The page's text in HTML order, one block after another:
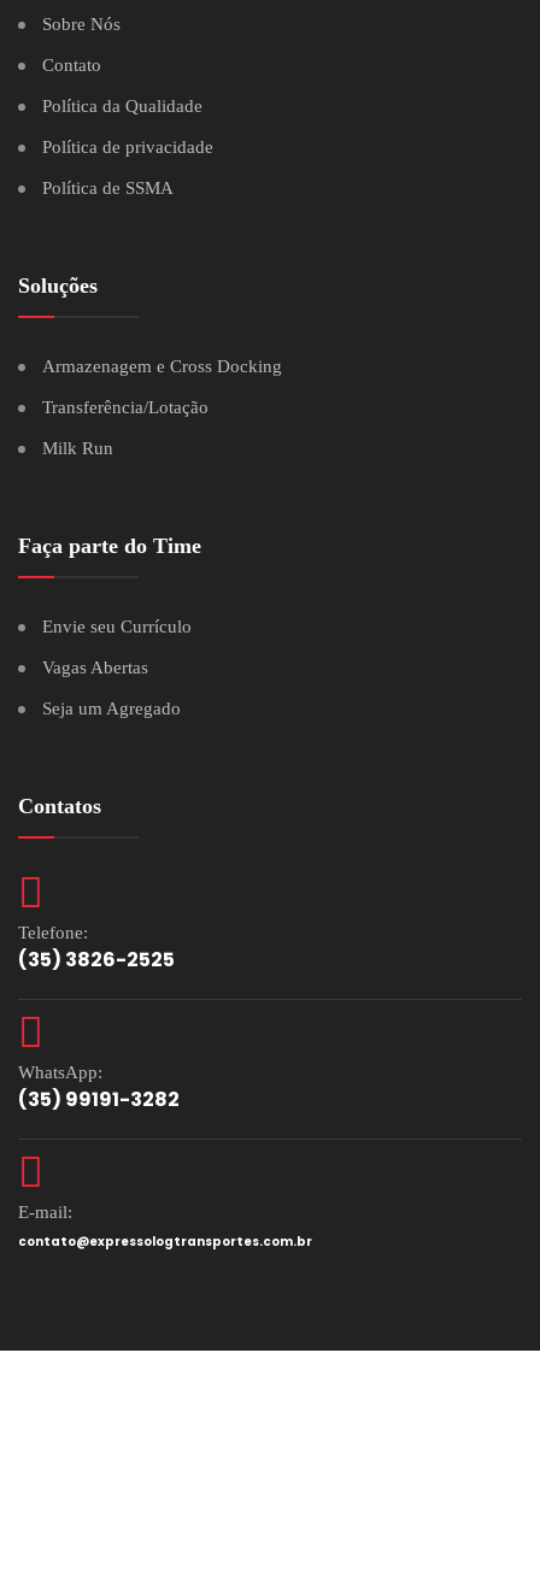
Sobre Nós
Contato
Política da Qualidade
Política de privacidade
Política de SSMA
Soluções
Armazenagem e Cross Docking
Transferência/Lotação
Milk Run
Faça parte do Time
Envie seu Currículo
Vagas Abertas
Seja um Agregado
Contatos
Telefone:
(35) 3826-2525
WhatsApp:
(35) 99191-3282
E-mail:
contato@expressologtransportes.com.br